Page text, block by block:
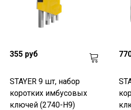
355 руб
STAYER 9 шт, набор
коротких имбусовых
ключей (2740-H9)